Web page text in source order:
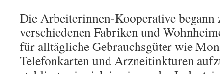
Die Arbeiterinnen-Kooperative begann
verschiedenen Fabriken und
für alltägliche Gebrauchsgüter wie
Telefonkarten und Arzneitinkturen